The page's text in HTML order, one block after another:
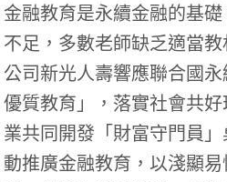
金融教育是永續金融的基
不足， 多數老師缺乏適當
公司新光人壽響應聯合國
優質教育」，落實社會共
業共同開發「 財富守門員
動推廣金融教育， 以淺顯